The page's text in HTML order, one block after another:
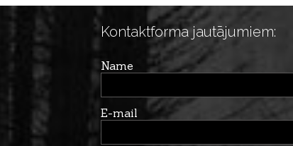
Kontaktforma jautājumiem:
Name
E-mail